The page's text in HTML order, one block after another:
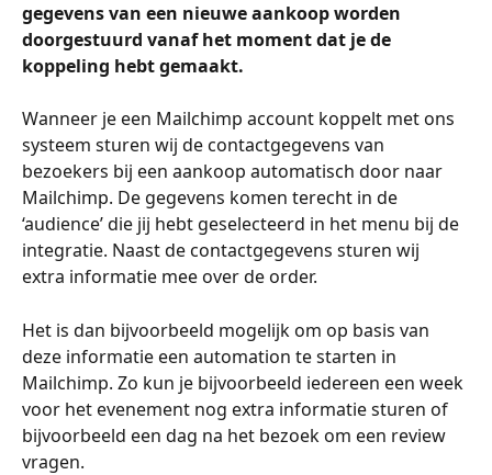
gegevens van een nieuwe aankoop worden
doorgestuurd vanaf het moment dat je de
koppeling hebt gemaakt.
Wanneer je een Mailchimp account koppelt met ons
systeem sturen wij de contactgegevens van
bezoekers bij een aankoop automatisch door naar
Mailchimp. De gegevens komen terecht in de
‘audience’ die jij hebt geselecteerd in het menu bij de
integratie. Naast de contactgegevens sturen wij
extra informatie mee over de order.
Het is dan bijvoorbeeld mogelijk om op basis van
deze informatie een automation te starten in
Mailchimp. Zo kun je bijvoorbeeld iedereen een week
voor het evenement nog extra informatie sturen of
bijvoorbeeld een dag na het bezoek om een review
vragen.